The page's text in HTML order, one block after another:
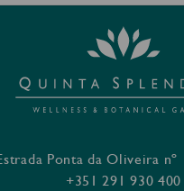
Ponta da Oliveira nº
+351 291 930 400